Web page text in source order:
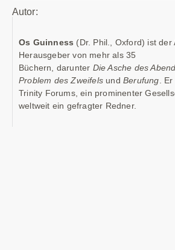
Autor:
Os Guinness (Dr. Phil., Oxford) ist der
Herausgeber von mehr als 35
Büchern, darunter Die Asche des
Problem des Zweifels und Berufung .
Trinity Forums, ein prominenter
weltweit ein gefragter Redner.